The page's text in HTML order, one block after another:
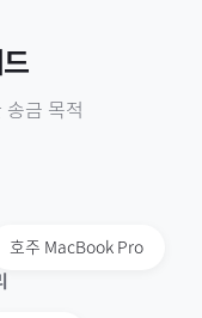
송금 목적
호주 MacBook Pro